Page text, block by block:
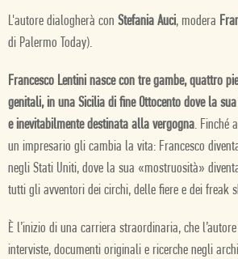
L'autore dialogherà con Stefania Auci, modera
di Palermo Today).
Francesco Lentini nasce con tre gambe, quattro
genitali, in una Sicilia di fine Ottocento dove la
e inevitabilmente destinata alla vergogna. Finché
un impresario gli cambia la vita: Francesco
negli Stati Uniti, dove la sua «mostruosità»
tutti gli avventori dei circhi, delle fiere e dei freak
È l’inizio di una carriera straordinaria, che
interviste, documenti originali e ricerche negli